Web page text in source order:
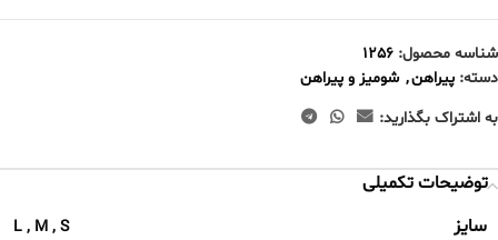
شناسه محصول: 1256
دسته: پیراهن, شومیز و پیراهن
به اشتراک بگذارید:
توضیحات تکمیلی
سایز
L , M , S